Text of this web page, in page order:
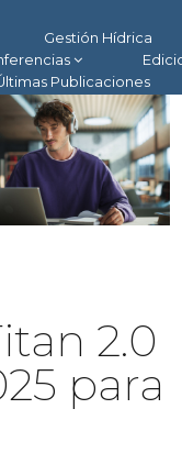
Gestión Hídrica
Publicaciones
2.0
para